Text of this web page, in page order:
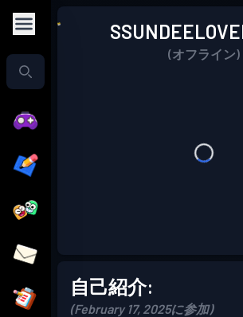
(オフライン)
自己紹介:
(February 17, 2025に参加)